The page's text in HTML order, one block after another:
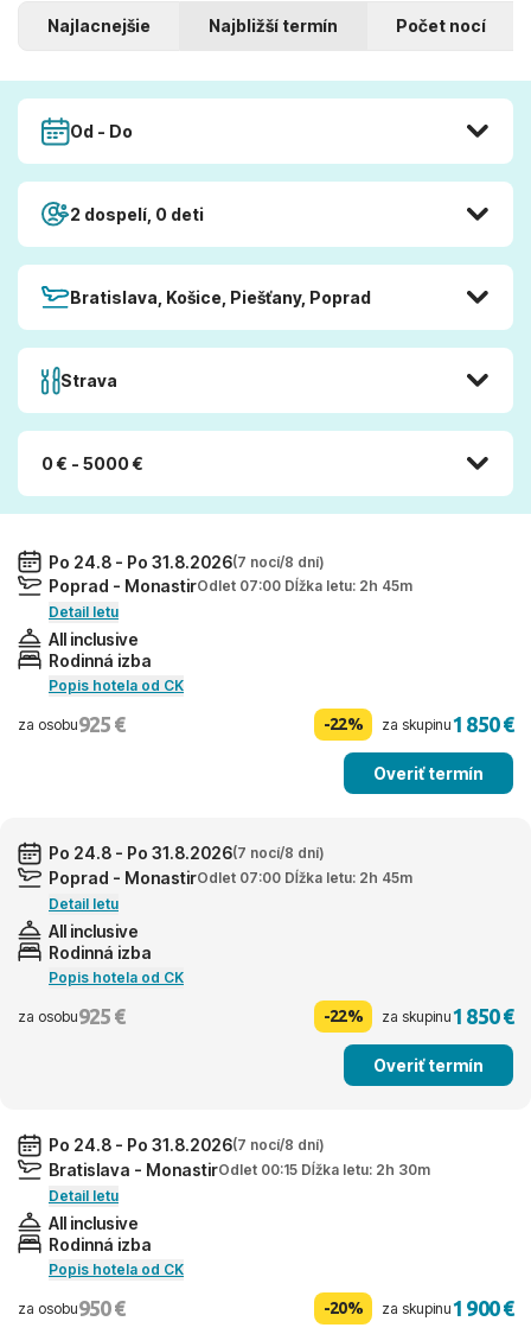
Najlacnejšie Najbližší termín Počet nocí
Od - Do
2 dospelí, 0 deti
Bratislava, Košice, Piešťany, Poprad
Strava
0 € - 5000 €
Po 24.8 - Po 31.8.2026(7 nocí/8 dní)
Poprad - MonastirOdlet 07:00 Dĺžka letu: 2h 45m
Detail letu
All inclusive
Rodinná izba
Popis hotela od CK
za osobu925 € -22% za skupinu1 850 €
Overiť termín
Po 24.8 - Po 31.8.2026(7 nocí/8 dní)
Poprad - MonastirOdlet 07:00 Dĺžka letu: 2h 45m
Detail letu
All inclusive
Rodinná izba
Popis hotela od CK
za osobu925 € -22% za skupinu1 850 €
Overiť termín
Po 24.8 - Po 31.8.2026(7 nocí/8 dní)
Bratislava - MonastirOdlet 00:15 Dĺžka letu: 2h 30m
Detail letu
All inclusive
Rodinná izba
Popis hotela od CK
za osobu950 € -20% za skupinu1 900 €